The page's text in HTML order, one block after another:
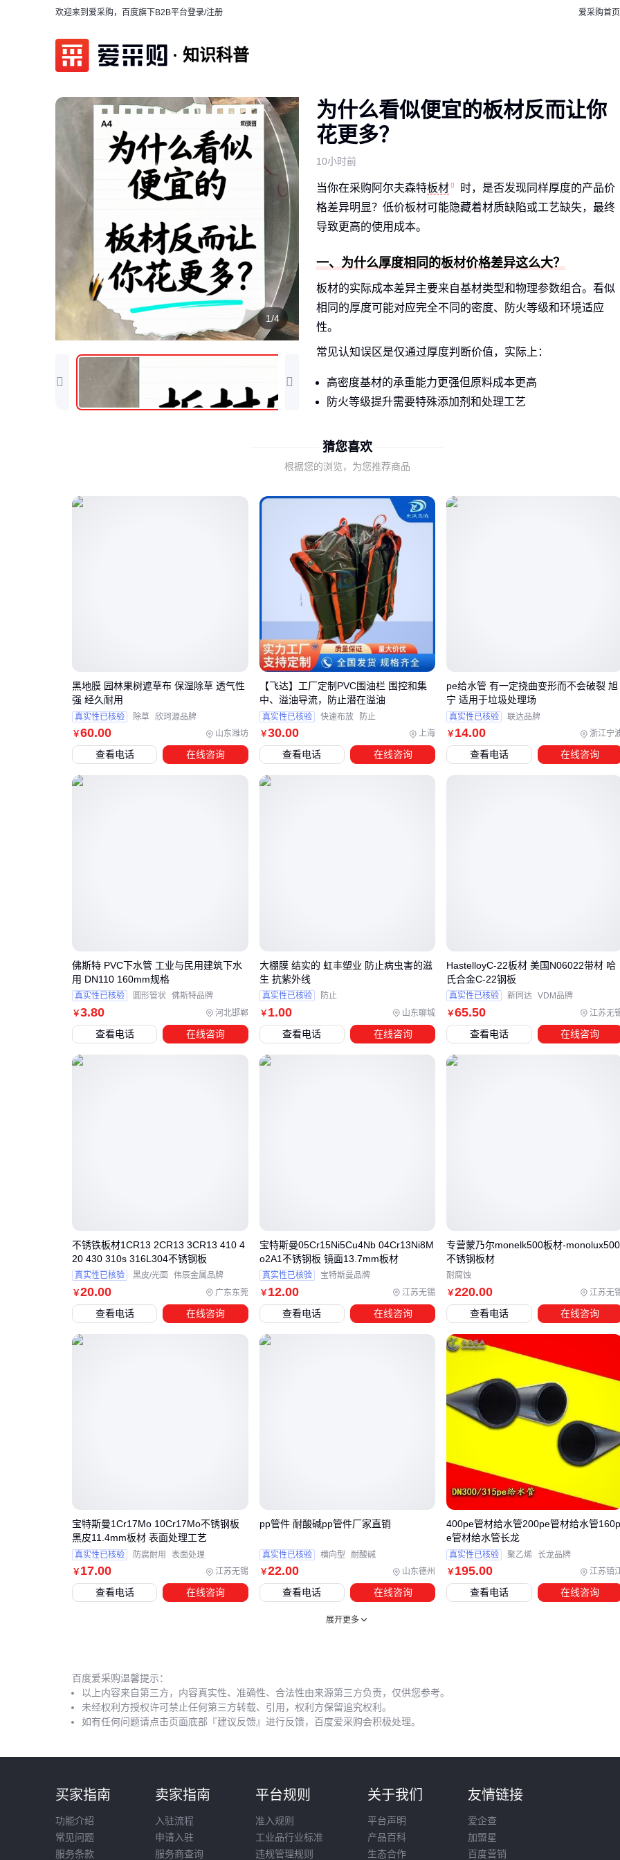
欢迎来到爱采购，百度旗下B2B平台登录/注册 爱采购首页
知识科普
1/4
为什么看似便宜的板材反而让你
花更多？
10小时前
当你在采购阿尔夫森特板材
时，是否发现同样厚度的产品价
格差异明显？低价板材可能隐藏着材质缺陷或工艺缺失，最终
导致更高的使用成本。
一、为什么厚度相同的板材价格差异这么大？
板材的实际成本差异主要来自基材类型和物理参数组合。看似
相同的厚度可能对应完全不同的密度、防火等级和环境适应
性。
常见认知误区是仅通过厚度判断价值，实际上：
高密度基材的承重能力更强但原料成本更高
防火等级提升需要特殊添加剂和处理工艺
这些参数组合决定了板材是否真正适配你的使用场景，比如户
外雨棚需要同时考虑透光率和抗老化性能。
二、表面价格没告诉你的工艺成本
特殊处理工艺是另一个容易被忽视的成本维度。防潮涂层、抗
UV层或防火处理都需要额外的生产工序和材料投入。
低价产品可能省略这些关键工艺层，导致：
潮湿环境易变形开裂
阳光直射区域快速老化
特殊场所无法通过防火验收
否满足你的长期使用需求。
三、如何根据使用场景选择板材类型？
板材的选型需要紧密结合实际使用场景，不同环境对材质性能
防滑设计能兼顾美观与安全。景区栈道、湿地公园等高频使用
区域，建议选择共挤工艺的高密度款，虽然单价较高但长期维
铝塑板的优势在于轻量化与多功能性，既能满足室内吊顶的装
饰需求，也可用于需要阻燃特性的学校、医院等公共场所。其
采购板材时若仅关注主材单价，往往会在后续安装环节遭遇隐
性成本。以封边处理为例，低价板材常因基材密度不足或表面
处理简单，需要额外使用高品质的
度缺陷。这类配套耗材的用量差异可能使总成本增加明显。
切割环节同样存在类似问题：
材需要更频繁更换合金切割锯片
全封闭安全护
特殊规格板材可能要求定制液压爬梯板材运输车
这些衍生需求并非偶然，而是板材物理参数与使用场景适配度
的直接体现。建议在比价阶段就将配套设备清单纳入预算框
架，避免因主材节省反而推高系统总成本。
五、哪些日常维护细节最影响板材寿命？
运输存储阶段的风险常被忽视：潮湿环境中的板材即使有防潮
处理，长期接触
铝膜防潮垫
仍可能产生边缘吸湿变形。建议
在仓库配备除湿设备，并避免与叉车托盘 直接接触存放。
清洁维护时需特别注意：
这些细节看似琐碎，但累积效应会显著影响板材更换周期。建
立简单的维护日志，记录
件，再倒推适配的基材参数与配套方案，最后将主材价格、封
于全流程的评估方式，比单纯比价更能反映真实采购价值。
猜您喜欢
根据您的浏览，为您推荐商品
￥60.00 山东潍坊
黑地膜 园林果树遮草布 保湿除草 透气性
强 经久耐用
真实性已核验 除草 欣珂源品牌
查看电话 在线咨询
￥30.00 上海
【飞达】工厂定制PVC围油栏 围控和集
中、溢油导流，防止潜在溢油
真实性已核验 快速布放 防止
查看电话 在线咨询
￥ 14.00 浙江宁
pe给水管 有一定挠曲变形而不会破裂 旭
宁 适用于垃圾处理场
真实性已核验 联达品牌
查看电话 在线咨询
￥3.80 河北邯郸
佛斯特 PVC下水管 工业与民用建筑下水
用 DN110 160mm规格
真实性已核验 圆形管状 佛斯特品牌
查看电话 在线咨询
￥ 1.00 山东聊城
大棚膜 结实的 虹丰塑业 防止病虫害的滋
生 抗紫外线
真实性已核验 防止
查看电话 在线咨询
￥65.50 江苏无
HastelloyC-22板材 美国N06022带材 哈
氏合金C-22钢板
真实性已核验 新同达 VDM品牌
查看电话 在线咨询
￥20.00 广东东莞
不锈铁板材1CR13 2CR13 3CR13 410 4
20 430 310s 316L304不锈钢板
真实性已核验 黑皮/光面 伟辰金属品牌
查看电话 在线咨询
￥12.00 江苏无锡
宝特斯曼05Cr15Ni5Cu4Nb 04Cr13Ni8M
o2A1不锈钢板 镜面13.7mm板材
真实性已核验 宝特斯曼品牌
查看电话 在线咨询
￥220.00 江苏无
专营蒙乃尔monelk500板材-monolux500
不锈钢板材
耐腐蚀
查看电话 在线咨询
￥ 17.00 江苏无锡
宝特斯曼1Cr17Mo 10Cr17Mo不锈钢板
黑皮11.4mm板材 表面处理工艺
真实性已核验 防腐耐用 表面处理
查看电话 在线咨询
￥22.00 山东德州
pp管件 耐酸碱pp管件厂家直销
真实性已核验 横向型 耐酸碱
查看电话 在线咨询
￥ 195.00 江苏镇
400pe管材给水管200pe管材给水管160p
e管材给水管长龙
真实性已核验 聚乙烯 长龙品牌
查看电话 在线咨询
展开更多
百度爱采购温馨提示：
以上内容来自第三方，内容真实性、准确性、合法性由来源第三方负责，仅供您参考。
未经权利方授权许可禁止任何第三方转载、引用，权利方保留追究权利。
如有任何问题请点击页面底部『建议反馈』进行反馈，百度爱采购会积极处理。
买家指南
功能介绍
常见问题
服务条款
卖家指南
入驻流程
申请入驻
服务商查询
平台规则
准入规则
工业品行业标准
违规管理规则
关于我们
平台声明
产品百科
生态合作
友情链接
爱企查
加盟星
百度营销